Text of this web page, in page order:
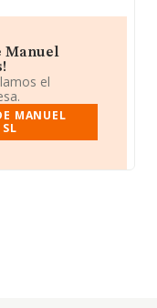
Manuel
el
MANUEL